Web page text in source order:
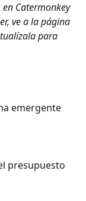
Catermonkey
ve a la página
para
emergente
presupuesto